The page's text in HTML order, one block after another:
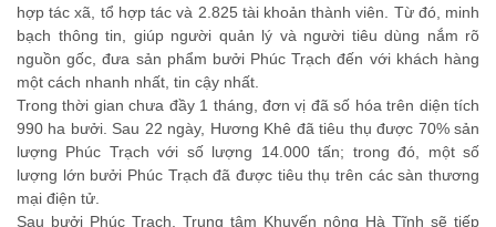
hợp tác xã, tổ hợp tác và 2.825 tài khoản thành viên. Từ đó, minh
bạch thông tin, giúp người quản lý và người tiêu dùng nắm rõ
nguồn gốc, đưa sản phẩm bưởi Phúc Trạch đến với khách hàng
một cách nhanh nhất, tin cậy nhất.
Trong thời gian chưa đầy 1 tháng, đơn vị đã số hóa trên diện tích
990 ha bưởi. Sau 22 ngày, Hương Khê đã tiêu thụ được 70% sản
lượng Phúc Trạch với số lượng 14.000 tấn; trong đó, một số
lượng lớn bưởi Phúc Trạch đã được tiêu thụ trên các sàn thương
mại điện tử.
Sau bưởi Phúc Trạch, Trung tâm Khuyến nông Hà Tĩnh sẽ tiếp